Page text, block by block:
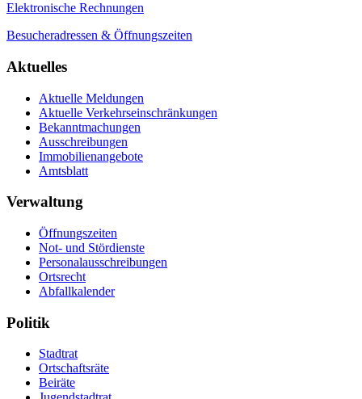
Elektronische Rechnungen
Besucheradressen & Öffnungszeiten
Aktuelles
Aktuelle Meldungen
Aktuelle Verkehrseinschränkungen
Bekanntmachungen
Ausschreibungen
Immobilienangebote
Amtsblatt
Verwaltung
Öffnungszeiten
Not- und Stördienste
Personalausschreibungen
Ortsrecht
Abfallkalender
Politik
Stadtrat
Ortschaftsräte
Beiräte